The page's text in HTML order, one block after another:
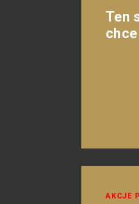
Ten
AKCJE